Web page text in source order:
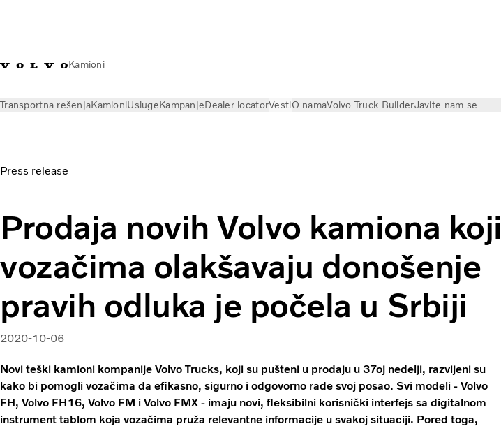
Kamioni
Transportna rešenjaKamioniUslugeKampanjeDealer locatorVestiO namaVolvo Truck BuilderJavite nam se
Press release
Prodaja novih Volvo kamiona koji
vozačima olakšavaju donošenje
pravih odluka je počela u Srbiji
2020-10-06
Novi teški kamioni kompanije Volvo Trucks, koji su pušteni u prodaju u 37oj nedelji, razvijeni su
kako bi pomogli vozačima da efikasno, sigurno i odgovorno rade svoj posao. Svi modeli - Volvo
FH, Volvo FH16, Volvo FM i Volvo FMX - imaju novi, fleksibilni korisnički interfejs sa digitalnom
instrument tablom koja vozačima pruža relevantne informacije u svakoj situaciji. Pored toga,